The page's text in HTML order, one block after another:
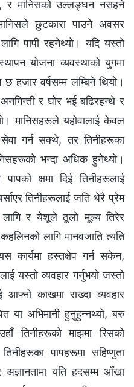
र मानिसको उल्‍लङ्घन नसहने
छुटकारा पाउने अवसर
पापी रहनेथ्यो। यदि यस्तो
योजना व्यवस्थाको युगमा
हजार वर्षसम्म लम्बिने थियो।
र घोर भई बढिरहन्थे र
मानिसहरूले यहोवालाई केवल
गर्न सक्थे, तर तिनीहरूका
भन्दा अधिक हुनेथ्यो।
क्षमा दिई तिनीहरूलाई
तिनीहरूलाई जति धेरै प्रेम
लागि र येशूले ठूलो मूल्य तिरेर
लागि मानवजाति त्यति
हस्तक्षेप गर्न सकेन,
यस्तो व्यवहार गर्नुभयो जस्तो
काखमा राख्दा व्यवहार
या अभिमानी हुनुहुन्‍नथ्यो, बरु
तिनीहरूको माझमा रिसको
पापहरूमा सहिष्णुता
अज्ञानतामा यति हदसम्‍म आँखा